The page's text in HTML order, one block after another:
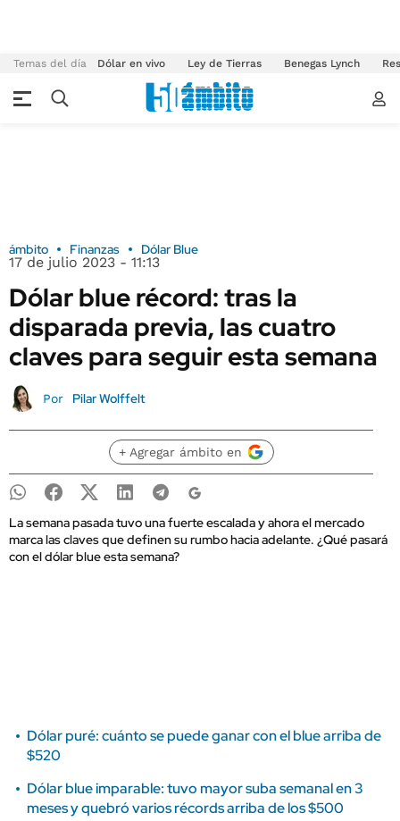
Temas del día Dólar en vivo Ley de Tierras Benegas Lynch
ámbito Finanzas Dólar Blue
17 de julio 2023 - 11:13
Dólar blue récord: tras la
disparada previa, las cuatro
claves para seguir esta semana
Por Pilar Wolffelt
+ Agregar ámbito en
La semana pasada tuvo una fuerte escalada y ahora el mercado
marca las claves que definen su rumbo hacia adelante. ¿Qué pasará
con el dólar blue esta semana?
Dólar puré: cuánto se puede ganar con el blue arriba de
$520
Dólar blue imparable: tuvo mayor suba semanal en 3
meses y quebró varios récords arriba de los $500